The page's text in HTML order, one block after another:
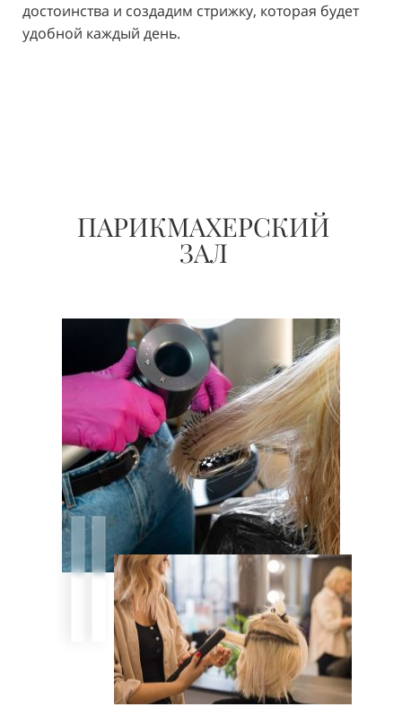
достоинства и создадим стрижку, которая будет
удобной каждый день.
ПАРИКМАХЕРСКИЙ
ЗАЛ